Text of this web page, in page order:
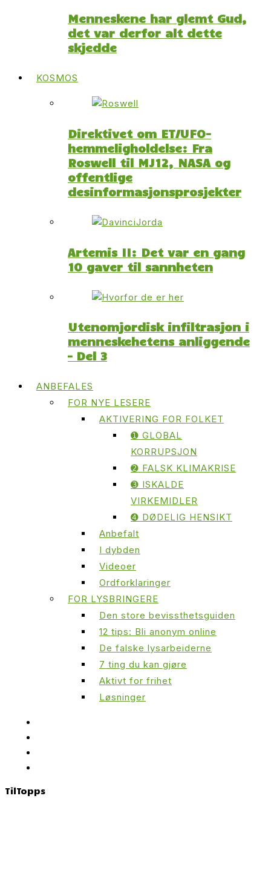
Menneskene har glemt Gud,
det var derfor alt dette
skjedde
KOSMOS
Direktivet om ET/UFO-
hemmeligholdelse: Fra
Roswell til MJ12, NASA og
offentlige
desinformasjonsprosjekter
Artemis II: Det var en gang
10 gaver til sannheten
Utenomjordisk infiltrasjon i
menneskehetens anliggende
– Del 3
ANBEFALES
FOR NYE LESERE
AKTIVERING FOR FOLKET
➊ GLOBAL
KORRUPSJON
➋ FALSK KLIMAKRISE
➌ ISKALDE
VIRKEMIDLER
➍ DØDELIG HENSIKT
Anbefalt
I dybden
Videoer
Ordforklaringer
FOR LYSBRINGERE
Den store bevissthetsguiden
12 tips: Bli anonym online
De falske lysarbeiderne
7 ting du kan gjøre
Aktivt for frihet
Løsninger
TilTopps